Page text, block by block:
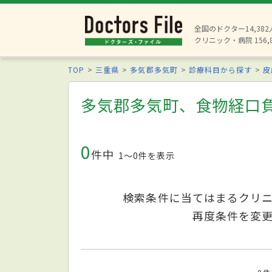
全国のドクター14,382
クリニック・病院
TOP 三重県 多気郡多気町 診療科目から探す
多気郡多気町、食物経口
0件中 1〜0件を表示
検索条件に当てはまるクリ
再度条件を変